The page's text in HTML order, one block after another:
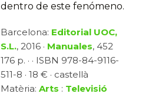
dentro de este fenómeno.
Barcelona: Editorial UOC,
S.L., 2016 · Manuales, 452
176 p. · · ISBN 978-84-9116-
511-8 · 18 € · castellà
Matèria:Arts : Televisió